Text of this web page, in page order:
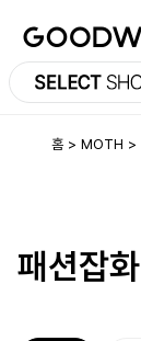
홈 MOTH
패션잡화